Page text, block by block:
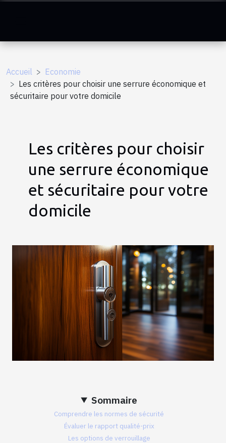
Accueil
Economie
Les critères pour choisir une serrure économique et
sécuritaire pour votre domicile
Les critères pour choisir
une serrure économique
et sécuritaire pour votre
domicile
Sommaire
Comprendre les normes de sécurité
Évaluer le rapport qualité-prix
Les options de verrouillage